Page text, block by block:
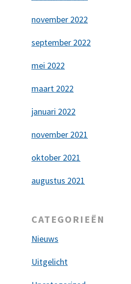
november 2022
september 2022
mei 2022
maart 2022
januari 2022
november 2021
oktober 2021
augustus 2021
CATEGORIEËN
Nieuws
Uitgelicht